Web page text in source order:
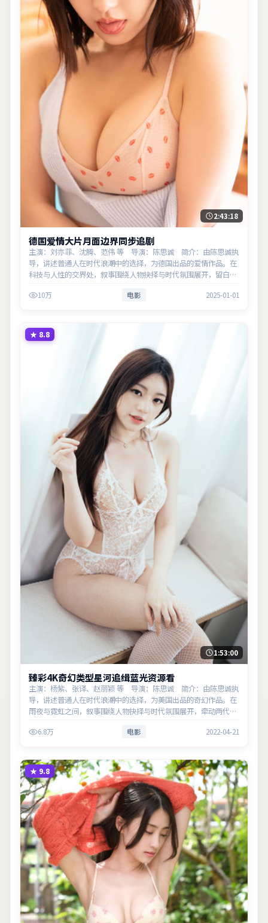
2:43:18
德国爱情大片月面边界同步追剧
主演：刘亦菲、沈腾、范伟 等 导演：陈思诚 简介：由陈思诚执
导，讲述普通人在时代浪潮中的选择，为德国出品的爱情作品。在
科技与人性的交界处，叙事围绕人物抉择与时代氛围展开，留白处
与现实意…
10万 电影 2025-01-01
★ 8.8
1:53:00
臻彩4K奇幻类型星河追缉蓝光资源看
主演：杨紫、张译、赵丽颖 等 导演：陈思诚 简介：由陈思诚执
导，讲述普通人在时代浪潮中的选择，为美国出品的奇幻作品。在
雨夜与霓虹之间，叙事围绕人物抉择与时代氛围展开，牵动两代人
意义。
6.8万 电影 2022-04-21
★ 9.8